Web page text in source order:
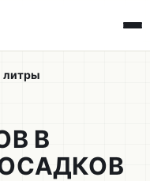
литры
В